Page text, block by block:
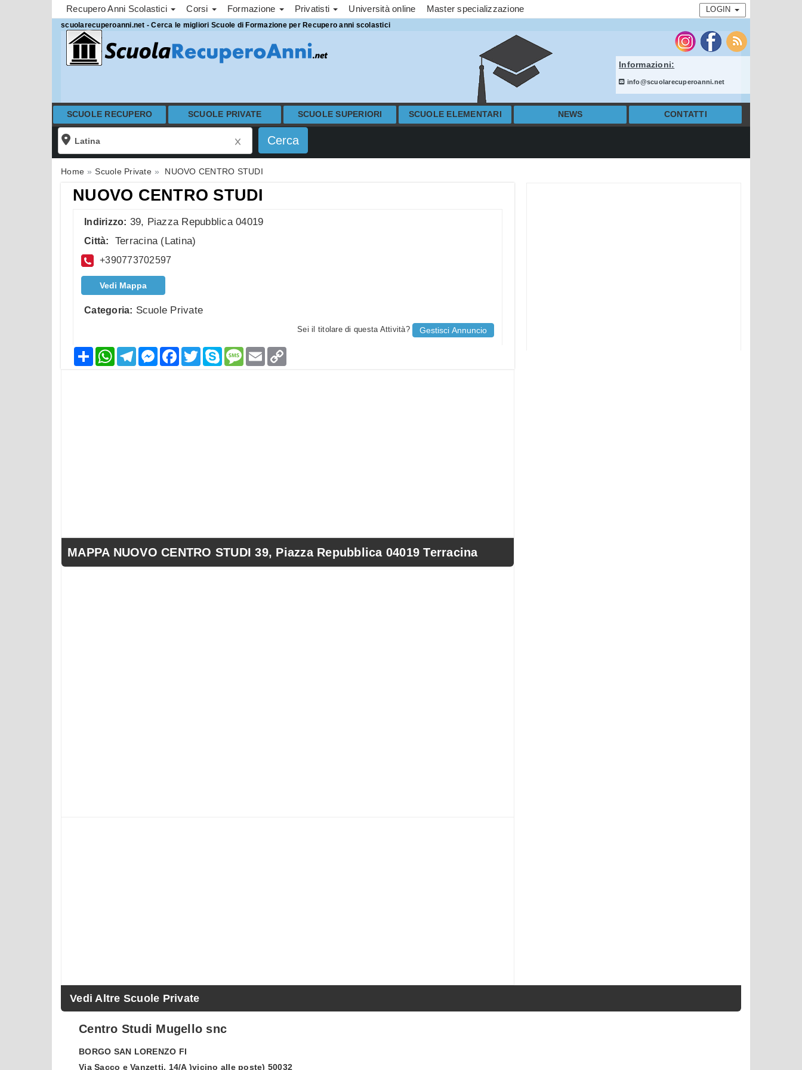
Recupero Anni Scolastici Corsi Formazione Privatisti Università online Master specializzazione LOGIN
scuolarecuperoanni.net - Cerca le migliori Scuole di Formazione per Recupero anni scolastici
Informazioni:
info@scuolarecuperoanni.net
SCUOLE RECUPERO SCUOLE PRIVATE SCUOLE SUPERIORI SCUOLE ELEMENTARI NEWS CONTATTI
Home Scuole Private NUOVO CENTRO STUDI
NUOVO CENTRO STUDI
Indirizzo: 39, Piazza Repubblica 04019
Città: Terracina (Latina)
+390773702597
Vedi Mappa
Categoria: Scuole Private
Sei il titolare di questa Attività? Gestisci Annuncio
CondividiWhatsAppTelegramMessenger
Facebook
TwitterSkypeMessage
Email
MAPPA NUOVO CENTRO STUDI 39, Piazza Repubblica 04019 Terracina
Vedi Altre Scuole Private
Centro Studi Mugello snc
BORGO SAN LORENZO FI
Via Sacco e Vanzetti, 14/A )vicino alle poste) 50032